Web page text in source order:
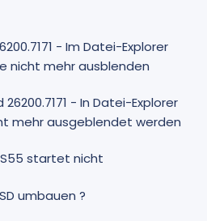
- Im Datei-Explorer
nicht mehr ausblenden
26200.7171 - In Datei-Explorer
mehr ausgeblendet werden
startet nicht
umbauen ?